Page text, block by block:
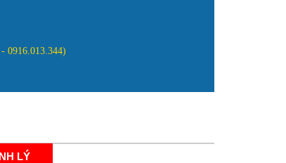
0916.013.344)
LÝ